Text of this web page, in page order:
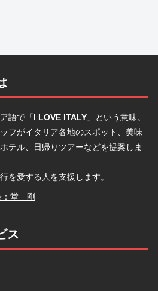
語で「I LOVE ITALY 」という意味。
フがイタリア各地のスポット、美味
テル、日帰りツアーなどを提案しま
を愛する人を支援します。
：堂 剛
ス